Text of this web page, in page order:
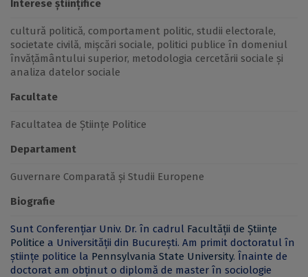
Interese științifice
cultură politică, comportament politic, studii electorale,
societate civilă, mișcări sociale, politici publice în domeniul
învățământului superior, metodologia cercetării sociale și
analiza datelor sociale
Facultate
Facultatea de Științe Politice
Departament
Guvernare Comparată și Studii Europene
Biografie
Sunt Conferențiar Univ. Dr. în cadrul Facultății de Științe
Politice a Universității din București. Am primit doctoratul în
științe politice la Pennsylvania State University. Înainte de
doctorat am obținut o diplomă de master în sociologie